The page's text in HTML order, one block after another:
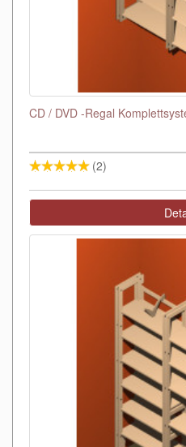
CD / DVD -Regal
(2)